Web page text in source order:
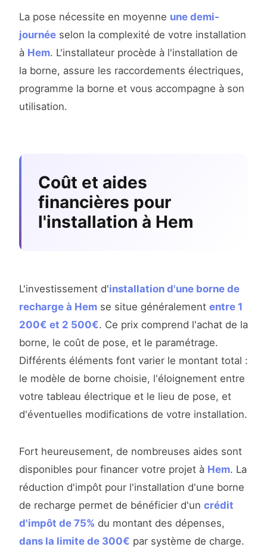
La pose nécessite en moyenne une demi-
journée selon la complexité de votre installation
à Hem. L'installateur procède à l'installation de
la borne, assure les raccordements électriques,
programme la borne et vous accompagne à son
utilisation.
Coût et aides
financières pour
l'installation à Hem
L'investissement d'installation d'une borne de
recharge à Hem se situe généralement entre 1
200€ et 2 500€. Ce prix comprend l'achat de la
borne, le coût de pose, et le paramétrage.
Différents éléments font varier le montant total :
le modèle de borne choisie, l'éloignement entre
votre tableau électrique et le lieu de pose, et
d'éventuelles modifications de votre installation.
Fort heureusement, de nombreuses aides sont
disponibles pour financer votre projet à Hem. La
réduction d'impôt pour l'installation d'une borne
de recharge permet de bénéficier d'un crédit
d'impôt de 75% du montant des dépenses,
dans la limite de 300€ par système de charge.